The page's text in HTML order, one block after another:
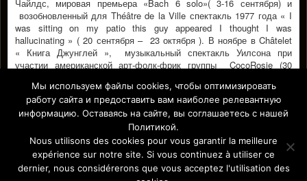
Чайлдс, мировая премьера «Bach 6 solo»( 3-16 сентября) и
возобновленный для Théâtre de la Ville спектакль 1977 года « I
was sitting on my patio this guy appeared I thought I was
hallucinating » ( 20 сентября – 23 октября ). В ноябре в Châtelet
« Книга Джунглей », музыкальный спектакль Уилсона при
участии американской арт-фолк-фрик группы CocoRosie (30
LUCINDA CHILDS; BOB WILSON; THÉÂTRE DE LA VILLE
Affiche Paris-Europe magazine/ Афиша Париж-Европа © 2011-
Мы используем файлы cookies, чтобы оптимизировать
работу сайта и предоставить вам наиболее релевантную
информацию. Оставаясь на сайте, вы соглашаетесь с нашей
Политикой.
Nous utilisons des cookies pour vous garantir la meilleure
expérience sur notre site. Si vous continuez à utiliser ce
dernier, nous considérerons que vous acceptez l'utilisation des